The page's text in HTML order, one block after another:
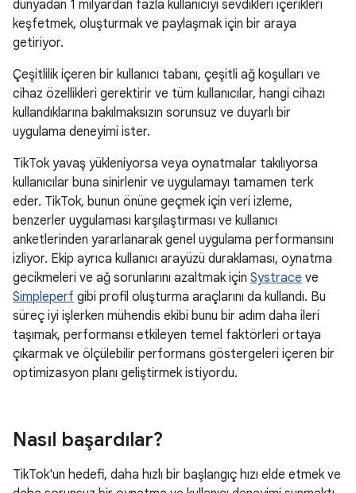
dünyadan 1 milyardan fazla kullanıcıyı sevdikleri içerikleri
keşfetmek, oluşturmak ve paylaşmak için bir araya
getiriyor.
Çeşitlilik içeren bir kullanıcı tabanı, çeşitli ağ koşulları ve
cihaz özellikleri gerektirir ve tüm kullanıcılar, hangi cihazı
kullandıklarına bakılmaksızın sorunsuz ve duyarlı bir
uygulama deneyimi ister.
TikTok yavaş yükleniyorsa veya oynatmalar takılıyorsa
kullanıcılar buna sinirlenir ve uygulamayı tamamen terk
eder. TikTok, bunun önüne geçmek için veri izleme,
benzerler uygulaması karşılaştırması ve kullanıcı
anketlerinden yararlanarak genel uygulama performansını
izliyor. Ekip ayrıca kullanıcı arayüzü duraklaması, oynatma
gecikmeleri ve ağ sorunlarını azaltmak için Systrace ve
Simpleperf gibi profil oluşturma araçlarını da kullandı. Bu
süreç iyi işlerken mühendis ekibi bunu bir adım daha ileri
taşımak, performansı etkileyen temel faktörleri ortaya
çıkarmak ve ölçülebilir performans göstergeleri içeren bir
optimizasyon planı geliştirmek istiyordu.
Nasıl başardılar?
TikTok'un hedefi, daha hızlı bir başlangıç hızı elde etmek ve